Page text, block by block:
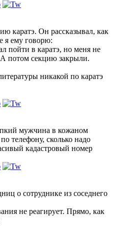
каратэ. Он рассказывал, как
я ему говорю:
пойти в каратэ, но меня не
А потом секцию закрыли.
никакой по каратэ
мужчина в кожаном
телефону, сколько надо
кадастровый номер
о сотруднике из соседнего
не реагирует. Прямо, как